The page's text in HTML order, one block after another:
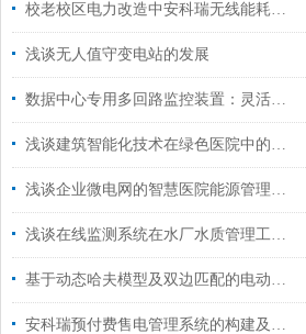
校老校区电力改造中安科瑞无线能耗监测系统的设计
浅谈无人值守变电站的发展
数据中心专用多回路监控装置：灵活配置·精准计量·远程运维一体化
浅谈建筑智能化技术在绿色医院中的应用
浅谈企业微电网的智慧医院能源管理系统设计
浅谈在线监测系统在水厂水质管理工程中的应用与研究
基于动态哈夫模型及双边匹配的电动汽车充电引导策略与应用
安科瑞预付费售电管理系统的构建及应用